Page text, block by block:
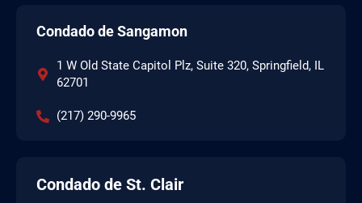
Condado de Sangamon
1 W Old State Capitol Plz, Suite 320, Springfield, IL
62701
(217) 290-9965
Condado de St. Clair